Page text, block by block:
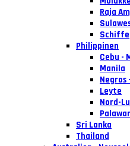
Raja
Schiffe
Philippinen
Cebu -
Manila
Negros
Leyte
Nord-
Sri Lanka
Thailand